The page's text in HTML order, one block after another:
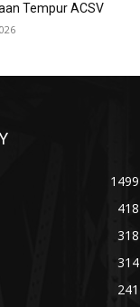
Tempur ACSV
1499
418
318
314
241